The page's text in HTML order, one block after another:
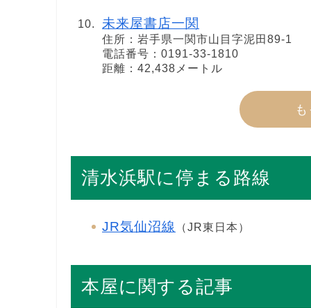
未来屋書店一関
住所：岩手県一関市山目字泥田89-1
電話番号：0191-33-1810
距離：42,438メートル
清水浜駅に停まる路線
JR気仙沼線 （JR東日本）
本屋に関する記事